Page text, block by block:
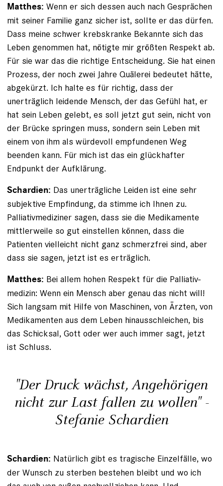
Matthes: Wenn er sich dessen auch nach Gesprächen
mit seiner Familie ganz sicher ist, sollte er das dürfen.
Dass meine schwer krebskranke ­Bekannte sich das
Leben genommen hat, nötigte mir größten ­Respekt ab.
Für sie war das die richtige Entscheidung. Sie hat ­einen
Prozess, der noch zwei Jahre Quälerei bedeutet hätte,
abgekürzt. Ich halte es für richtig, dass der
unerträglich leidende Mensch, der das Gefühl hat, er
hat sein Leben gelebt, es soll jetzt gut sein, nicht von
der Brücke springen muss, sondern sein Leben mit
einem von ihm als würdevoll empfundenen Weg
beenden kann. Für mich ist das ein glückhafter
Endpunkt der Aufklärung.
Schardien: Das unerträgliche Leiden ist eine sehr
subjektive Empfindung, da stimme ich Ihnen zu.
Palliativmediziner sagen, dass sie die Medikamente
mittlerweile so gut einstellen können, dass die
Patienten vielleicht nicht ganz schmerzfrei sind, aber
dass sie sagen, jetzt ist es erträglich.
Matthes: Bei allem hohen Respekt für die Palliativ­
medizin: Wenn ein Mensch aber genau das nicht will!
Sich langsam mit Hilfe von Maschinen, von Ärzten, von
Medikamenten aus dem Leben hinausschleichen, bis
das Schicksal, Gott oder wer auch immer sagt, jetzt
ist Schluss.
"Der Druck wächst, Angehörigen
nicht zur Last fallen zu wollen" -
Stefanie Schardien
Schardien: Natürlich gibt es tragische Einzelfälle, wo
der Wunsch zu sterben bestehen bleibt und wo ich